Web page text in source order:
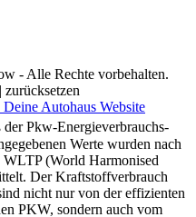
- Alle Rechte vorbehalten.
| zurücksetzen
Pkw-Energieverbrauchs-
Werte wurden nach
WLTP (World Harmonised
Der Kraftstoffverbrauch
nicht nur von der effizienten
PKW, sondern auch vom